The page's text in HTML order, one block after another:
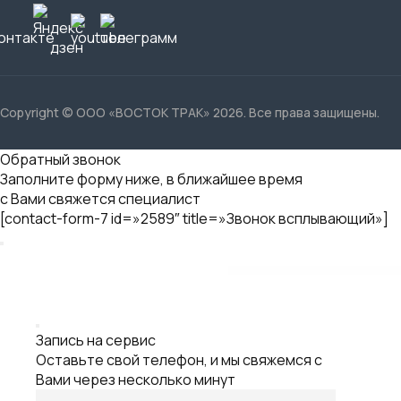
Copyright © ООО «ВОСТОК ТРАК» 2026. Все права защищены.
Обратный звонок
Заполните форму ниже, в ближайшее время
с Вами свяжется специалист
[contact-form-7 id=»2589″ title=»Звонок всплывающий»]
Запись на сервис
Оставьте свой телефон, и мы свяжемся с
Вами через несколько минут